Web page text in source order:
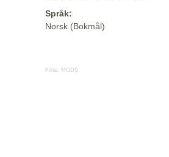
Språk:
Norsk (Bokmål)
Kilde: MODS